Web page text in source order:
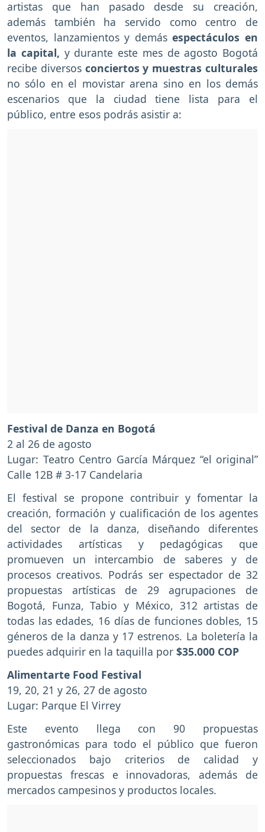
artistas que han pasado desde su creación,
además también ha servido como centro de
eventos, lanzamientos y demásespectáculos en
la capital, y durante este mes de agosto Bogotá
recibe diversos conciertos y muestras culturales
no sólo en el movistar arena sino en los demás
escenarios que la ciudad tiene lista para el
público, entre esos podrás asistir a:
Festival de Danza en Bogotá
2 al 26 de agosto
Lugar: Teatro Centro García Márquez “el original”
Calle 12B # 3-17 Candelaria
El festival se propone contribuir y fomentar la
creación, formación y cualificación de los agentes
del sector de la danza, diseñando diferentes
actividades artísticas y pedagógicas que
promueven un intercambio de saberes y de
procesos creativos. Podrás ser espectador de 32
propuestas artísticas de 29 agrupaciones de
Bogotá, Funza, Tabio y México, 312 artistas de
todas las edades, 16 días de funciones dobles, 15
géneros de la danza y 17 estrenos. La boletería la
puedes adquirir en la taquilla por $35.000 COP
Alimentarte Food Festival
19, 20, 21 y 26, 27 de agosto
Lugar: Parque El Virrey
Este evento llega con 90 propuestas
gastronómicas para todo el público que fueron
seleccionados bajo criterios de calidad y
propuestas frescas e innovadoras, además de
mercados campesinos y productos locales.